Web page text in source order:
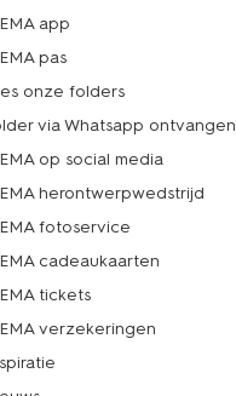
app
pas
onze folders
via Whatsapp ontvangen
op social media
herontwerpwedstrijd
fotoservice
cadeaukaarten
tickets
verzekeringen